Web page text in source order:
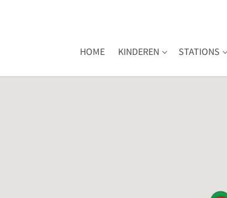
HOME KINDEREN STATIONS